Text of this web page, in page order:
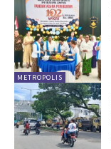
METROPOLIS